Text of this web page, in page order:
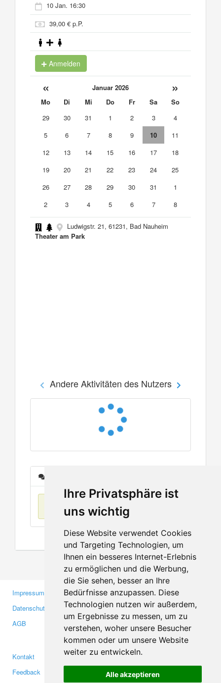
Ihre Privatsphäre ist
uns wichtig
Diese Website verwendet Cookies
und Targeting Technologien, um
Ihnen ein besseres Internet-Erlebnis
zu ermöglichen und die Werbung,
die Sie sehen, besser an Ihre
Bedürfnisse anzupassen. Diese
Technologien nutzen wir außerdem,
um Ergebnisse zu messen, um zu
verstehen, woher unsere Besucher
kommen oder um unsere Website
weiter zu entwickeln.
Alle akzeptieren
10 Jan. 16:30
39,00 € p.P.
Anmelden
« Januar 2026 »
Mo Di Mi Do Fr Sa
So
29
30 31 1 2 3
4
5
6 7 8 9 10
11
12
13 14 15 16 17
18
19
20 21 22 23 24
25
26
27 28 29 30 31
1
2
3 4 5 6 7 8
Ludwigstr. 21, 61231, Bad Nauheim
Theater am Park
Andere Aktivitäten des Nutzers
Keine Einträge
Impressum
Datenschutzerklärung
AGB
Gewerbetreibende
Investoren
Medien
Kontakt
Feedback
Facebook
Twitter